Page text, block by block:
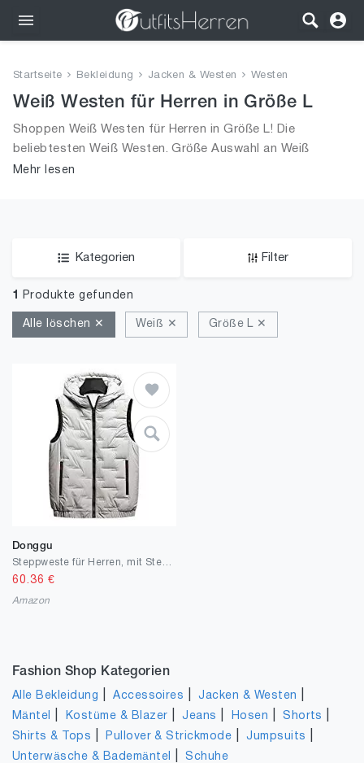
Bekleidung
Wäsche
Schuhe
Startseite Bekleidung Jacken & Westen Westen
Weiß Westen für Herren in Größe L
Shoppen Weiß Westen für Herren in Größe L! Die
beliebtesten Weiß Westen. Größe Auswahl an Weiß
Westen in Größe L und alle Trends aus 2026 für Männer!
Mehr lesen
Kategorien Filter
1 Produkte gefunden
Alle löschen ✕ Weiß ✕ Größe L ✕
Donggu
60.36 €
Amazon
Fashion Shop Kategorien
Alle Bekleidung |Accessoires |Jacken & Westen
Mäntel Kostüme & Blazer |Jeans Hosen |Shorts
Shirts & Tops Pullover & Strickmode |Jumpsuits
Unterwäsche & Bademäntel |Schuhe